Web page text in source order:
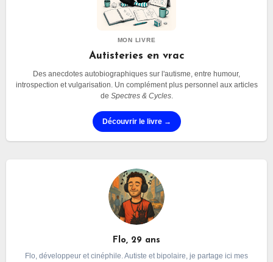
MON LIVRE
Autisteries en vrac
Des anecdotes autobiographiques sur l'autisme, entre humour,
introspection et vulgarisation. Un complément plus personnel aux articles
de Spectres & Cycles.
Découvrir le livre →
Flo, 29 ans
Flo, développeur et cinéphile. Autiste et bipolaire, je partage ici mes